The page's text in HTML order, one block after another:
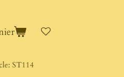
ST114